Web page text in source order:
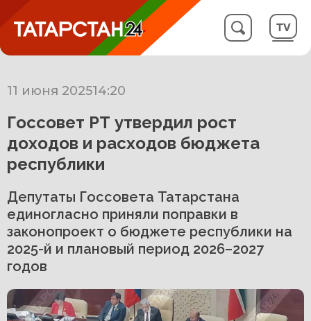
11 июня 202514:20
Госсовет РТ утвердил рост
доходов и расходов бюджета
республики
Депутаты Госсовета Татарстана
единогласно приняли поправки в
законопроект о бюджете республики на
2025-й и плановый период 2026–2027
годов